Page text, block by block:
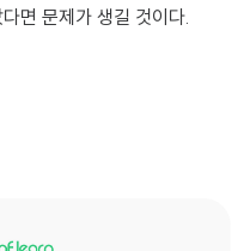
면 문제가 생길 것이다.